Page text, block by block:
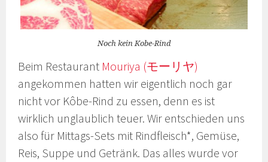
Noch kein Kobe-Rind
Beim Restaurant Mouriya (モーリヤ)
angekommen hatten wir eigentlich noch gar
nicht vor Kôbe-Rind zu essen, denn es ist
wirklich unglaublich teuer. Wir entschieden uns
also für Mittags-Sets mit Rindfleisch*, Gemüse,
Reis, Suppe und Getränk. Das alles wurde vor